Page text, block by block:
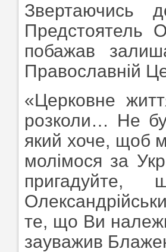
Звертаючись
Предстоятель
побажав
Православній
«Церковне
розколи… Не
який хоче, щоб
молімося за
те, що Ви
зауважив